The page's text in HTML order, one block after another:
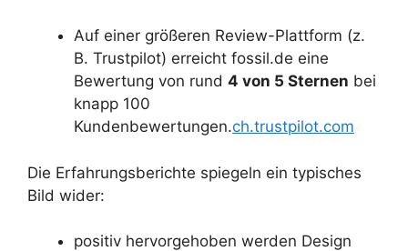
Auf einer größeren Review-Plattform (z.
B. Trustpilot) erreicht fossil.de eine
Bewertung von rund 4 von 5 Sternen bei
knapp 100
Kundenbewertungen.ch.trustpilot.com
Die Erfahrungsberichte spiegeln ein typisches
Bild wider:
positiv hervorgehoben werden Design